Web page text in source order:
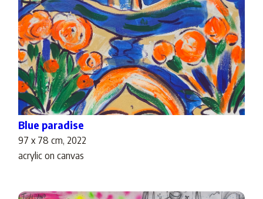
Blue paradise
97 x 78 cm, 2022
acrylic on canvas